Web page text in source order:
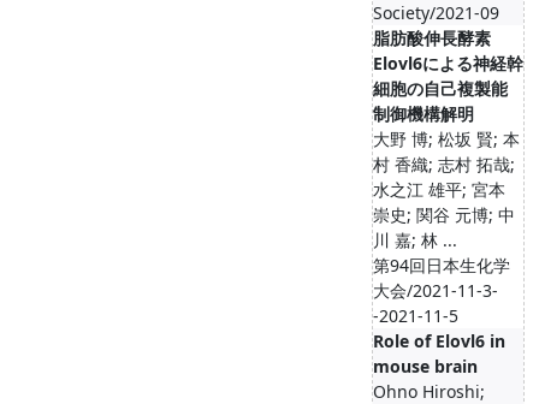
Society/2021-09
脂肪酸伸長酵素
Elovl6による神経幹
細胞の自己複製能
制御機構解明
大野 博; 松坂 賢; 本
村 香織; 志村 拓哉;
水之江 雄平; 宮本
崇史; 関谷 元博; 中
川 嘉; 林 ...
第94回日本生化学
大会/2021-11-3-
-2021-11-5
Role of Elovl6 in
mouse brain
Ohno Hiroshi;